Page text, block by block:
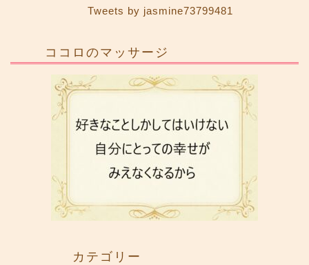
Tweets by jasmine73799481
ココロのマッサージ
カテゴリー